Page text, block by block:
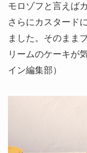
モロゾフと言えば
さらにカスタード
ました。そのまま
リームのケーキが
イン編集部）